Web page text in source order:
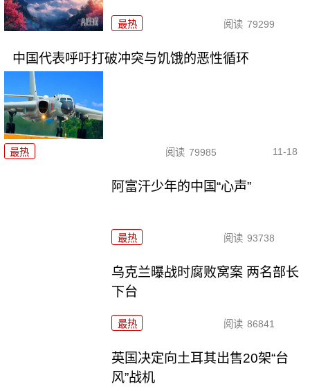
最热 阅读 79299
中国代表呼吁打破冲突与饥饿的恶性循环
最热 阅读 79985 11-18
阿富汗少年的中国“心声”
最热 阅读 93738
乌克兰曝战时腐败窝案 两名部长
下台
最热 阅读 86841
英国决定向土耳其出售20架“台
风”战机